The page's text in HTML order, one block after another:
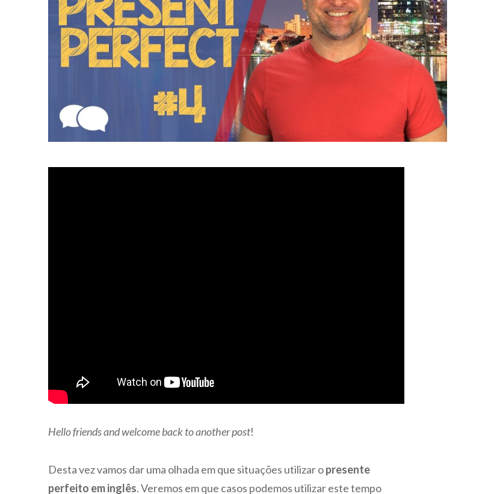
Hello friends and welcome back to another post!
Desta vez vamos dar uma olhada em que situações utilizar opresente
perfeito em inglês. Veremos em que casos podemos utilizar este tempo